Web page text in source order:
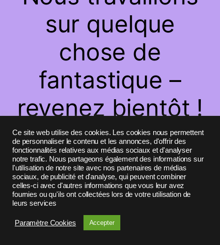
sur quelque
chose de
fantastique –
revenez bientôt !
Ce site web utilise des cookies. Les cookies nous permettent
de personnaliser le contenu et les annonces, d'offrir des
fonctionnalités relatives aux médias sociaux et d'analyser
notre trafic. Nous partageons également des informations sur
l'utilisation de notre site avec nos partenaires de médias
sociaux, de publicité et d'analyse, qui peuvent combiner
celles-ci avec d'autres informations que vous leur avez
fournies ou qu'ils ont collectées lors de votre utilisation de
leurs services
Paramètre Cookies Accepter